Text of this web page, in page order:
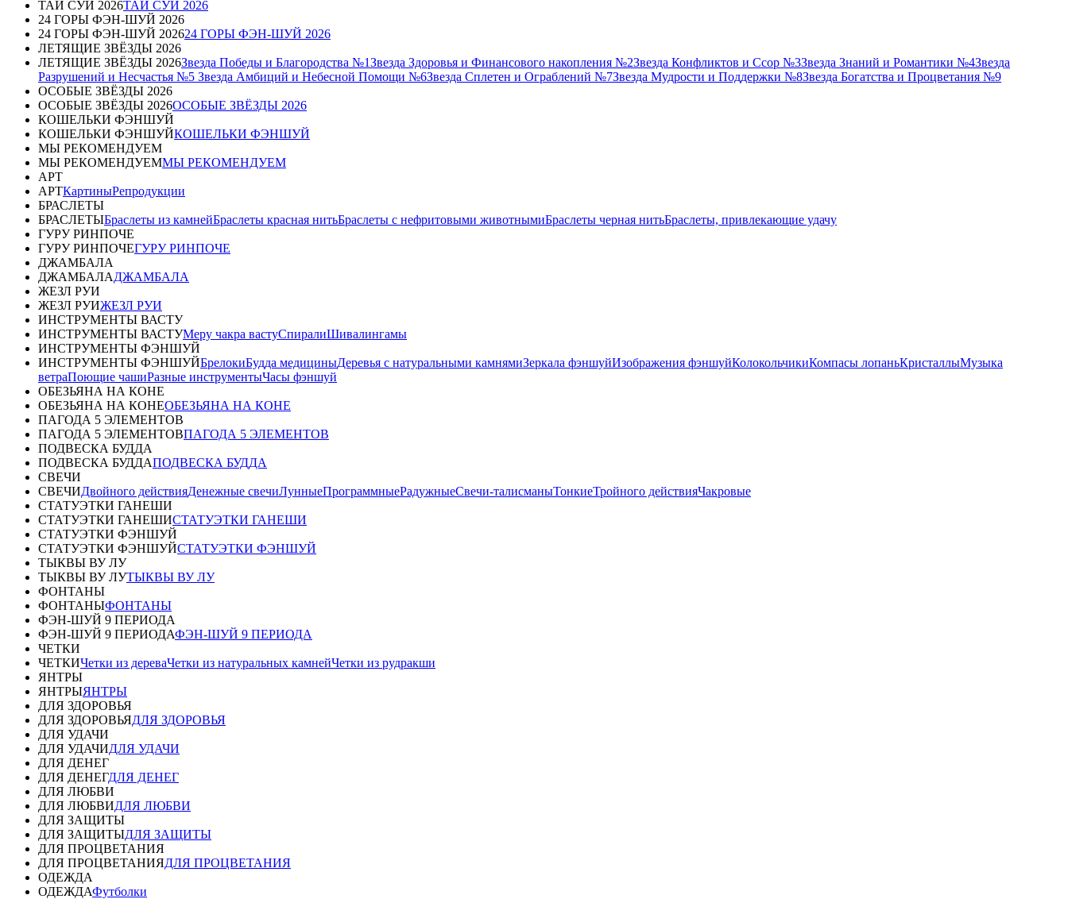
ТАЙ СУЙ 2026ТАЙ СУЙ 2026
24 ГОРЫ ФЭН-ШУЙ 2026
24 ГОРЫ ФЭН-ШУЙ 202624 ГОРЫ ФЭН-ШУЙ 2026
ЛЕТЯЩИЕ ЗВЁЗДЫ 2026
ЛЕТЯЩИЕ ЗВЁЗДЫ 2026Звезда Победы и Благородства №1Звезда Здоровья и Финансового накопления №2Звезда Конфликтов и Ссор №3Звезда Знаний и Романтики №4Звезда
Разрушений и Несчастья №5 Звезда Амбиций и Небесной Помощи №6Звезда Сплетен и Ограблений №7Звезда Мудрости и Поддержки №8Звезда Богатства и Процветания №9
ОСОБЫЕ ЗВЁЗДЫ 2026
ОСОБЫЕ ЗВЁЗДЫ 2026ОСОБЫЕ ЗВЁЗДЫ 2026
КОШЕЛЬКИ ФЭНШУЙ
КОШЕЛЬКИ ФЭНШУЙКОШЕЛЬКИ ФЭНШУЙ
МЫ РЕКОМЕНДУЕМ
МЫ РЕКОМЕНДУЕММЫ РЕКОМЕНДУЕМ
АРТ
АРТКартиныРепродукции
БРАСЛЕТЫ
БРАСЛЕТЫБраслеты из камнейБраслеты красная нитьБраслеты с нефритовыми животнымиБраслеты черная нитьБраслеты, привлекающие удачу
ГУРУ РИНПОЧЕ
ГУРУ РИНПОЧЕГУРУ РИНПОЧЕ
ДЖАМБАЛА
ДЖАМБАЛАДЖАМБАЛА
ЖЕЗЛ РУИ
ЖЕЗЛ РУИЖЕЗЛ РУИ
ИНСТРУМЕНТЫ ВАСТУ
ИНСТРУМЕНТЫ ВАСТУМеру чакра вастуСпиралиШивалингамы
ИНСТРУМЕНТЫ ФЭНШУЙ
ИНСТРУМЕНТЫ ФЭНШУЙБрелокиБудда медициныДеревья с натуральными камнямиЗеркала фэншуйИзображения фэншуйКолокольчикиКомпасы лопаньКристаллыМузыка
ветраПоющие чашиРазные инструментыЧасы фэншуй
ОБЕЗЬЯНА НА КОНЕ
ОБЕЗЬЯНА НА КОНЕОБЕЗЬЯНА НА КОНЕ
ПАГОДА 5 ЭЛЕМЕНТОВ
ПАГОДА 5 ЭЛЕМЕНТОВПАГОДА 5 ЭЛЕМЕНТОВ
ПОДВЕСКА БУДДА
ПОДВЕСКА БУДДАПОДВЕСКА БУДДА
СВЕЧИ
СВЕЧИДвойного действияДенежные свечиЛунныеПрограммныеРадужныеСвечи-талисманыТонкиеТройного действияЧакровые
СТАТУЭТКИ ГАНЕШИ
СТАТУЭТКИ ГАНЕШИСТАТУЭТКИ ГАНЕШИ
СТАТУЭТКИ ФЭНШУЙ
СТАТУЭТКИ ФЭНШУЙСТАТУЭТКИ ФЭНШУЙ
ТЫКВЫ ВУ ЛУ
ТЫКВЫ ВУ ЛУТЫКВЫ ВУ ЛУ
ФОНТАНЫ
ФОНТАНЫФОНТАНЫ
ФЭН-ШУЙ 9 ПЕРИОДА
ФЭН-ШУЙ 9 ПЕРИОДАФЭН-ШУЙ 9 ПЕРИОДА
ЧЕТКИ
ЧЕТКИЧетки из дереваЧетки из натуральных камнейЧетки из рудракши
ЯНТРЫ
ЯНТРЫЯНТРЫ
ДЛЯ ЗДОРОВЬЯ
ДЛЯ ЗДОРОВЬЯДЛЯ ЗДОРОВЬЯ
ДЛЯ УДАЧИ
ДЛЯ УДАЧИДЛЯ УДАЧИ
ДЛЯ ДЕНЕГ
ДЛЯ ДЕНЕГДЛЯ ДЕНЕГ
ДЛЯ ЛЮБВИ
ДЛЯ ЛЮБВИДЛЯ ЛЮБВИ
ДЛЯ ЗАЩИТЫ
ДЛЯ ЗАЩИТЫДЛЯ ЗАЩИТЫ
ДЛЯ ПРОЦВЕТАНИЯ
ДЛЯ ПРОЦВЕТАНИЯДЛЯ ПРОЦВЕТАНИЯ
ОДЕЖДА
ОДЕЖДАФутболки